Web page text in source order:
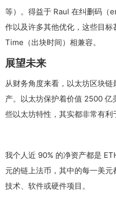
等）。得益于 Raul 在纠删码
作以及许多其他优化，这些目
Time（出块时间）相兼容。
展望未来
从财务角度来看，以太坊区块链
产。以太坊保护着价值 2500
些以太坊特性，其实都非常有利
我个人近 90% 的净资产都是
元的链上法币，其中的每一美
技术、软件或硬件项目。